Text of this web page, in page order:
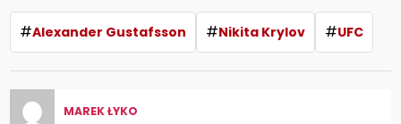
#Alexander Gustafsson #Nikita Krylov #UFC
MAREK ŁYKO